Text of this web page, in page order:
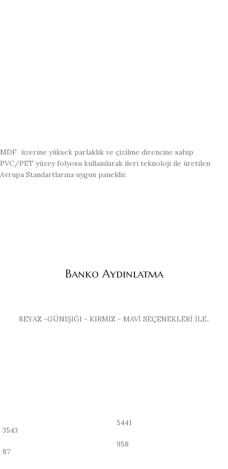
MDF üzerine yüksek parlaklık ve çizilme direncine sahip
PVC/PET yüzey folyosu kullanılarak ileri teknoloji ile üretilen
Avrupa Standartlarına uygun paneldir.
Banko Aydınlatma
BEYAZ -GÜNIŞIĞI - KIRMIZ - MAVİ SEÇENEKLERİ İLE..
3543
87
5441
958